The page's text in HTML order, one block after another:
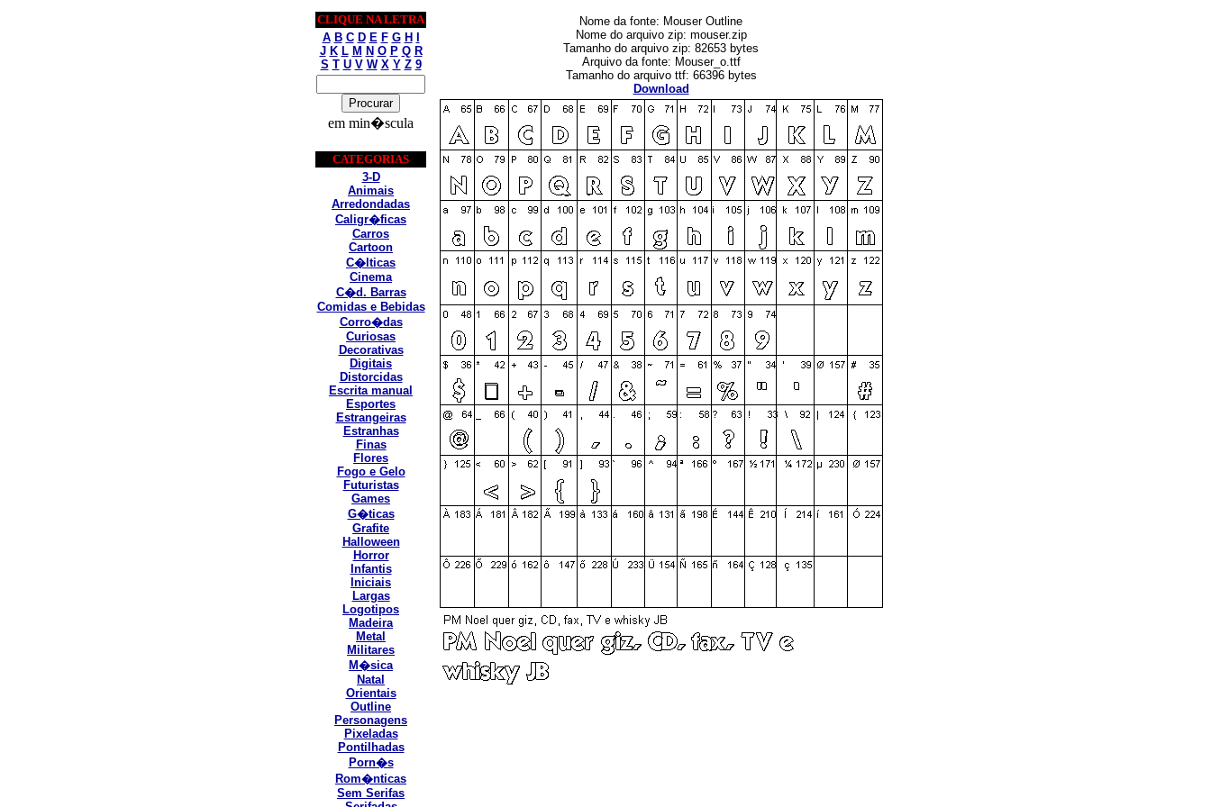
CLIQUE NA LETRA
A B C D E F G H
J K L M N O P Q R
S T U V W X Y Z 9
em min�scula
CATEGORIAS
3-D
Animais
Arredondadas
Caligr�ficas
Carros
Cartoon
C�lticas
Cinema
C�d. Barras
Comidas e Bebidas
Corro�das
Curiosas
Decorativas
Digitais
Distorcidas
Escrita manual
Esportes
Estrangeiras
Estranhas
Finas
Flores
Fogo e Gelo
Futuristas
Games
G�ticas
Grafite
Halloween
Horror
Infantis
Iniciais
Largas
Logotipos
Madeira
Metal
Militares
M�sica
Natal
Orientais
Outline
Personagens
Pixeladas
Pontilhadas
Porn�s
Rom�nticas
Sem Serifas
Nome da fonte: Mouser Outline
Nome do arquivo zip: mouser.zip
Tamanho do arquivo zip: 82653 bytes
Arquivo da fonte: Mouser_o.ttf
Tamanho do arquivo ttf: 66396 bytes
Download